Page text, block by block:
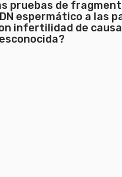
pruebas de
espermático a las
infertilidad de causa